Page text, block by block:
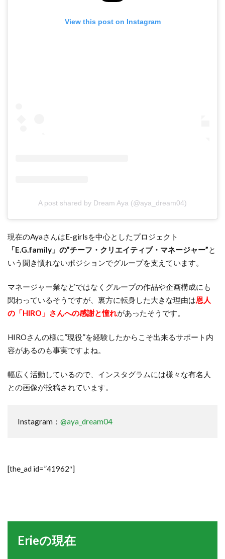
View this post on Instagram
A post shared by Dream Aya (@aya_dream04)
現在のAyaさんはE-girlsを中心としたプロジェクト
「E.G.family」の”チーフ・クリエイティブ・マネージャー”と
いう聞き慣れないポジションでグループを支えています。
マネージャー業などではなくグループの作品や企画構成にも
関わっているそうですが、裏方に転身した大きな理由は恩人
の「HIRO」さんへの感謝と憧れがあったそうです。
HIROさんの様に”現役”を経験したからこそ出来るサポート内
容があるのも事実ですよね。
幅広く活動しているので、インスタグラムには様々な有名人
との画像が投稿されています。
Instagram： @aya_dream04
[the_ad id=”41962″]
Erieの現在